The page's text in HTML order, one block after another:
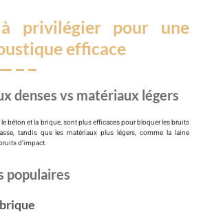
privilégier pour une
efficace
denses vs matériaux légers
béton et la brique, sont plus efficaces pour bloquer les bruits
tandis que les matériaux plus légers, comme la laine
d’impact.
populaires